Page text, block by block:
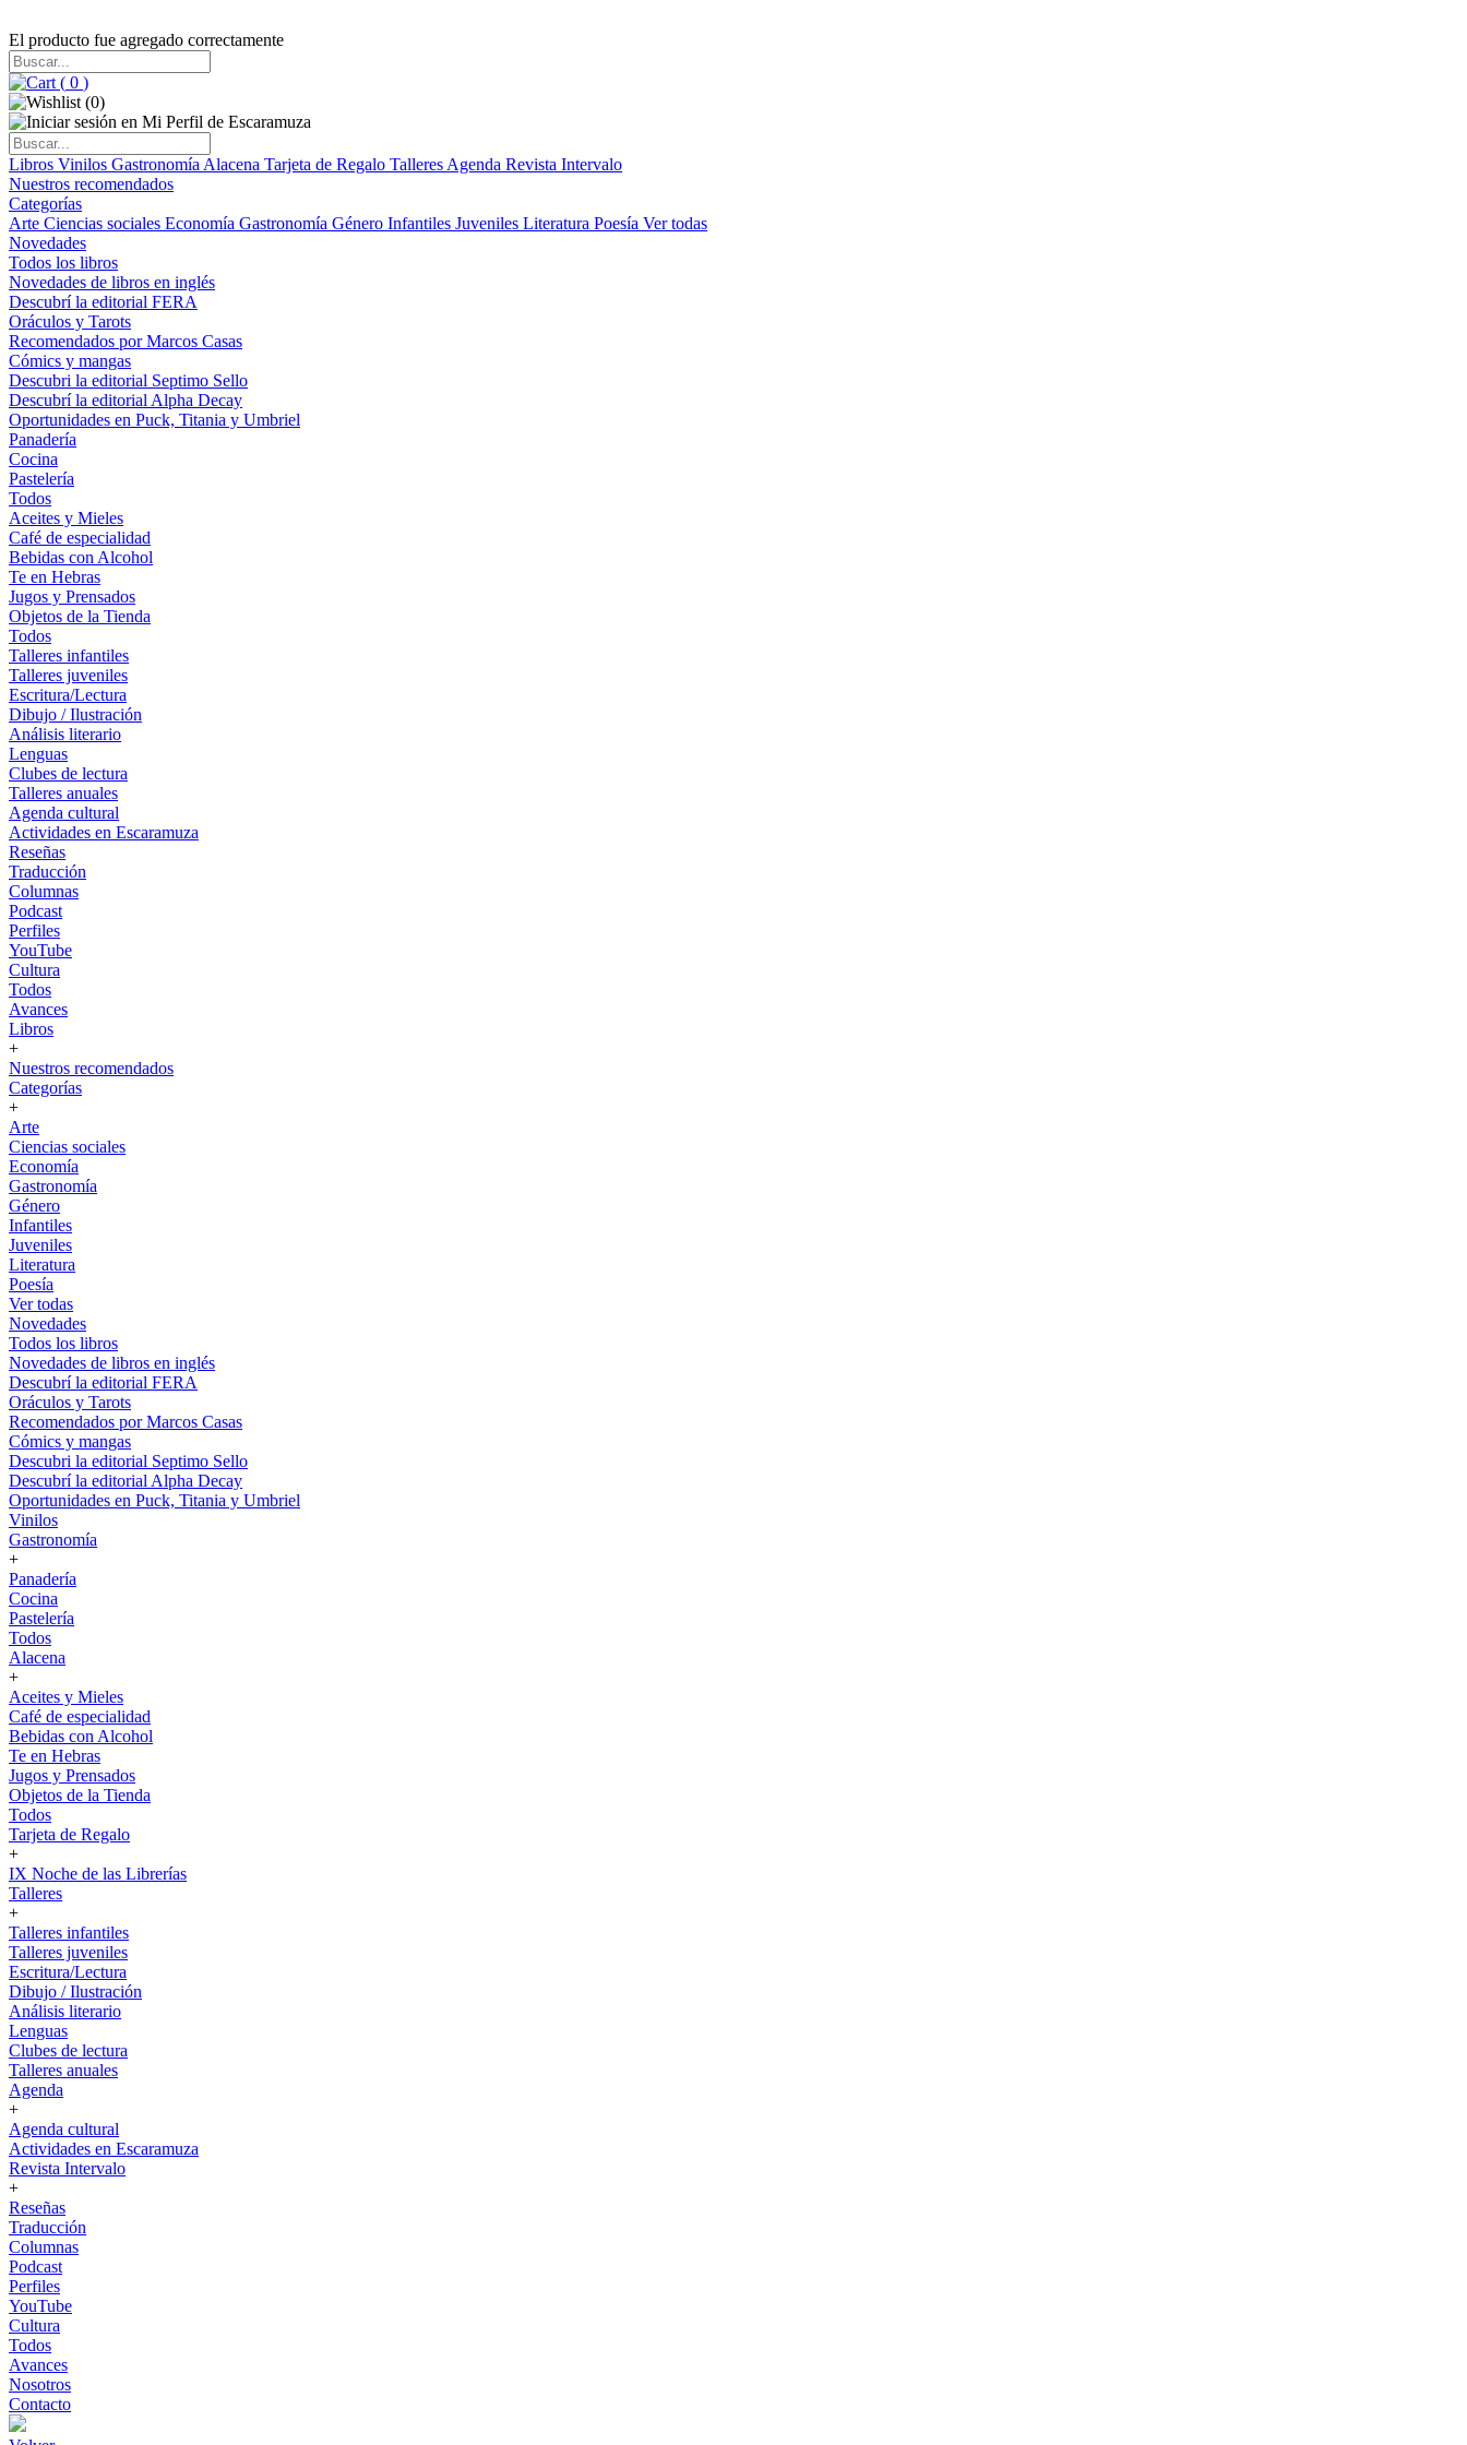
El producto fue agregado correctamente
( 0 )
(0)
Libros Vinilos Gastronomía Alacena Tarjeta de Regalo Talleres Agenda Revista Intervalo
Nuestros recomendados
Categorías
Arte Ciencias sociales Economía Gastronomía Género Infantiles Juveniles Literatura Poesía Ver todas
Novedades
Todos los libros
Novedades de libros en inglés
Descubrí la editorial FERA
Oráculos y Tarots
Recomendados por Marcos Casas
Cómics y mangas
Descubri la editorial Septimo Sello
Descubrí la editorial Alpha Decay
Oportunidades en Puck, Titania y Umbriel
Panadería
Cocina
Pastelería
Todos
Aceites y Mieles
Café de especialidad
Bebidas con Alcohol
Te en Hebras
Jugos y Prensados
Objetos de la Tienda
Todos
Talleres infantiles
Talleres juveniles
Escritura/Lectura
Dibujo / Ilustración
Análisis literario
Lenguas
Clubes de lectura
Talleres anuales
Agenda cultural
Actividades en Escaramuza
Reseñas
Traducción
Columnas
Podcast
Perfiles
YouTube
Cultura
Todos
Avances
Libros
+
Nuestros recomendados
Categorías
+
Arte
Ciencias sociales
Economía
Gastronomía
Género
Infantiles
Juveniles
Literatura
Poesía
Ver todas
Novedades
Todos los libros
Novedades de libros en inglés
Descubrí la editorial FERA
Oráculos y Tarots
Recomendados por Marcos Casas
Cómics y mangas
Descubri la editorial Septimo Sello
Descubrí la editorial Alpha Decay
Oportunidades en Puck, Titania y Umbriel
Vinilos
Gastronomía
+
Panadería
Cocina
Pastelería
Todos
Alacena
+
Aceites y Mieles
Café de especialidad
Bebidas con Alcohol
Te en Hebras
Jugos y Prensados
Objetos de la Tienda
Todos
Tarjeta de Regalo
+
IX Noche de las Librerías
Talleres
+
Talleres infantiles
Talleres juveniles
Escritura/Lectura
Dibujo / Ilustración
Análisis literario
Lenguas
Clubes de lectura
Talleres anuales
Agenda
+
Agenda cultural
Actividades en Escaramuza
Revista Intervalo
+
Reseñas
Traducción
Columnas
Podcast
Perfiles
YouTube
Cultura
Todos
Avances
Nosotros
Contacto